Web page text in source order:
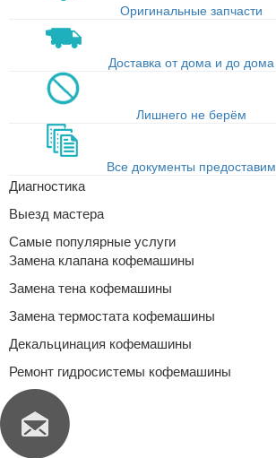
Оригинальные запчасти
Доставка от дома и до дома
Лишнего не берём
Все документы предоставим
Диагностика
Выезд мастера
Самые популярные услуги
Замена клапана кофемашины
Замена тена кофемашины
Замена термостата кофемашины
Декальцинация кофемашины
Ремонт гидросистемы кофемашины